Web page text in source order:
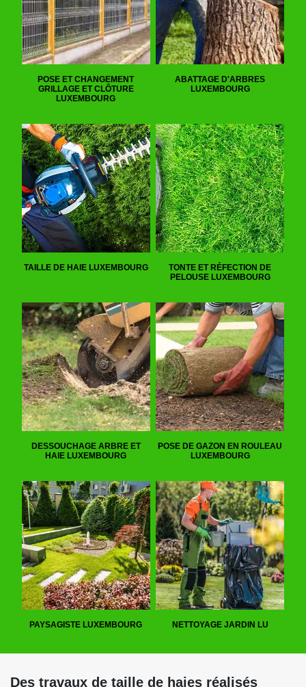
POSE ET CHANGEMENT
GRILLAGE ET CLÔTURE
LUXEMBOURG
ABATTAGE D'ARBRES
LUXEMBOURG
TAILLE DE HAIE LUXEMBOURG
TONTE ET RÉFECTION DE
PELOUSE LUXEMBOURG
DESSOUCHAGE ARBRE ET
HAIE LUXEMBOURG
POSE DE GAZON EN ROULEAU
LUXEMBOURG
PAYSAGISTE LUXEMBOURG NETTOYAGE JARDIN LU
Des travaux de taille de haies réalisés